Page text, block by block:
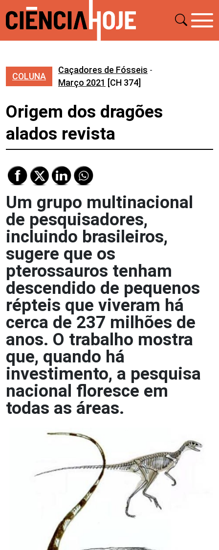
COLUNA
Caçadores de Fósseis -
Março 2021 [CH 374]
Origem dos dragões
alados revista
Um grupo multinacional
de pesquisadores,
incluindo brasileiros,
sugere que os
pterossauros tenham
descendido de pequenos
répteis que viveram há
cerca de 237 milhões de
anos. O trabalho mostra
que, quando há
investimento, a pesquisa
nacional floresce em
todas as áreas.